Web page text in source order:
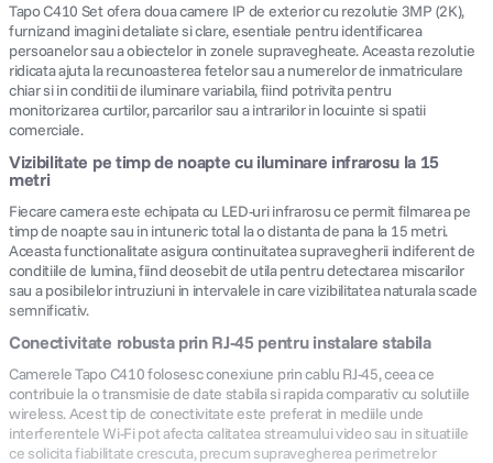
Tapo C410 Set ofera doua camere IP de exterior cu rezolutie 3MP (2K),
furnizand imagini detaliate si clare, esentiale pentru identificarea
persoanelor sau a obiectelor in zonele supravegheate. Aceasta rezolutie
ridicata ajuta la recunoasterea fetelor sau a numerelor de inmatriculare
chiar si in conditii de iluminare variabila, fiind potrivita pentru
monitorizarea curtilor, parcarilor sau a intrarilor in locuinte si spatii
comerciale.
Vizibilitate pe timp de noapte cu iluminare infrarosu la 15
metri
Fiecare camera este echipata cu LED-uri infrarosu ce permit filmarea pe
timp de noapte sau in intuneric total la o distanta de pana la 15 metri.
Aceasta functionalitate asigura continuitatea supravegherii indiferent de
conditiile de lumina, fiind deosebit de utila pentru detectarea miscarilor
sau a posibilelor intruziuni in intervalele in care vizibilitatea naturala scade
semnificativ.
Conectivitate robusta prin RJ-45 pentru instalare stabila
Camerele Tapo C410 folosesc conexiune prin cablu RJ-45, ceea ce
contribuie la o transmisie de date stabila si rapida comparativ cu solutiile
wireless. Acest tip de conectivitate este preferat in mediile unde
interferentele Wi-Fi pot afecta calitatea streamului video sau in situatiile
ce solicita fiabilitate crescuta, precum supravegherea perimetrelor